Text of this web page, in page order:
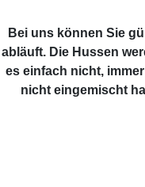
Bei uns können Sie
abläuft. Die Hussen
es einfach nicht,
nicht eingemischt